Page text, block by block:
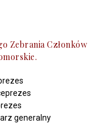
Zebrania Członków
generalny